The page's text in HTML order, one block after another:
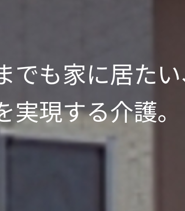
でも家に居た
実現する介護。